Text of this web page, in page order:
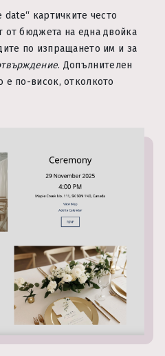
картичките често
от бюджета на една двойка
по изпращането им и за
. Допълнителен
е по-висок, отколкото